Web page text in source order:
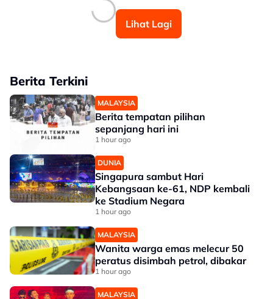
Lihat Lagi
Berita Terkini
MALAYSIA
Berita tempatan pilihan
sepanjang hari ini
1 hour ago
DUNIA
Singapura sambut Hari
Kebangsaan ke-61, NDP kembali
ke Stadium Negara
1 hour ago
MALAYSIA
Wanita warga emas melecur 50
peratus disimbah petrol, dibakar
1 hour ago
MALAYSIA